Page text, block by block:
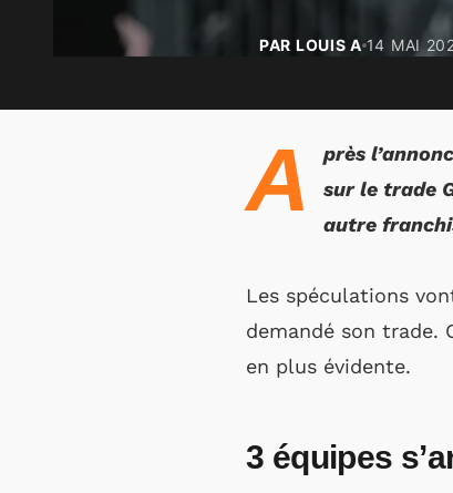
PAR LOUIS A 14 MAI
A
près
sur le trade
autre
Les spéculations
demandé son trade.
en plus évidente.
3 équipes